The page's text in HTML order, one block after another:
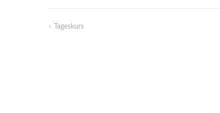
Beitragsnavigation
Tageskurs